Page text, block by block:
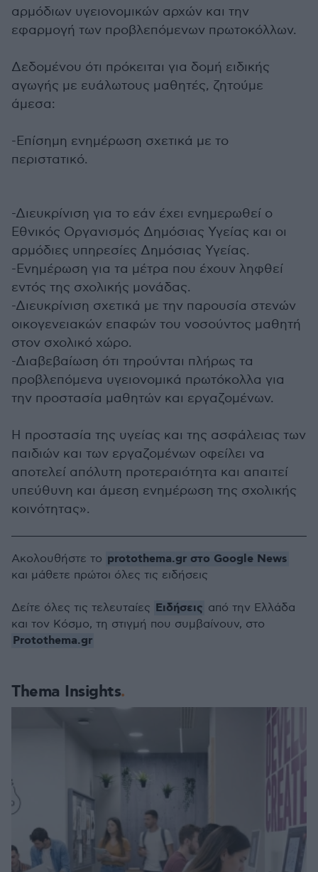
αρμόδιων υγειονομικών αρχών και την
εφαρμογή των προβλεπόμενων πρωτοκόλλων.
Δεδομένου ότι πρόκειται για δομή ειδικής
αγωγής με ευάλωτους μαθητές, ζητούμε
άμεσα:
-Επίσημη ενημέρωση σχετικά με το
περιστατικό.
-Διευκρίνιση για το εάν έχει ενημερωθεί ο
Εθνικός Οργανισμός Δημόσιας Υγείας και οι
αρμόδιες υπηρεσίες Δημόσιας Υγείας.
-Ενημέρωση για τα μέτρα που έχουν ληφθεί
εντός της σχολικής μονάδας.
-Διευκρίνιση σχετικά με την παρουσία στενών
οικογενειακών επαφών του νοσούντος μαθητή
στον σχολικό χώρο.
-Διαβεβαίωση ότι τηρούνται πλήρως τα
προβλεπόμενα υγειονομικά πρωτόκολλα για
την προστασία μαθητών και εργαζομένων.
Η προστασία της υγείας και της ασφάλειας των
παιδιών και των εργαζομένων οφείλει να
αποτελεί απόλυτη προτεραιότητα και απαιτεί
υπεύθυνη και άμεση ενημέρωση της σχολικής
κοινότητας».
Thema Insights
Ακολουθήστε το protothema.gr στο Google News
και μάθετε πρώτοι όλες τις ειδήσεις
Δείτε όλες τις τελευταίες Ειδήσεις από την Ελλάδα
και τον Κόσμο, τη στιγμή που συμβαίνουν, στο
Protothema.gr